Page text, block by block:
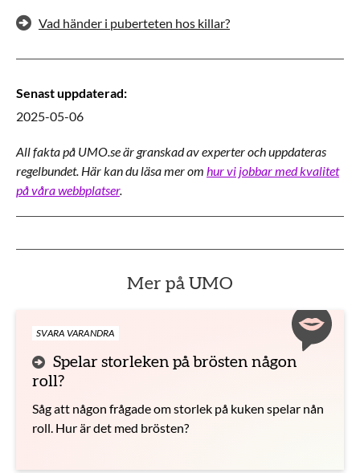
Vad händer i puberteten hos killar?
Senast uppdaterad:
2025-05-06
All fakta på UMO.se är granskad av experter och uppdateras
regelbundet. Här kan du läsa mer om hur vi jobbar med kvalitet
på våra webbplatser.
Mer på UMO
SVARA VARANDRA
Spelar storleken på brösten någon
roll?
Såg att någon frågade om storlek på kuken spelar nån
roll. Hur är det med brösten?